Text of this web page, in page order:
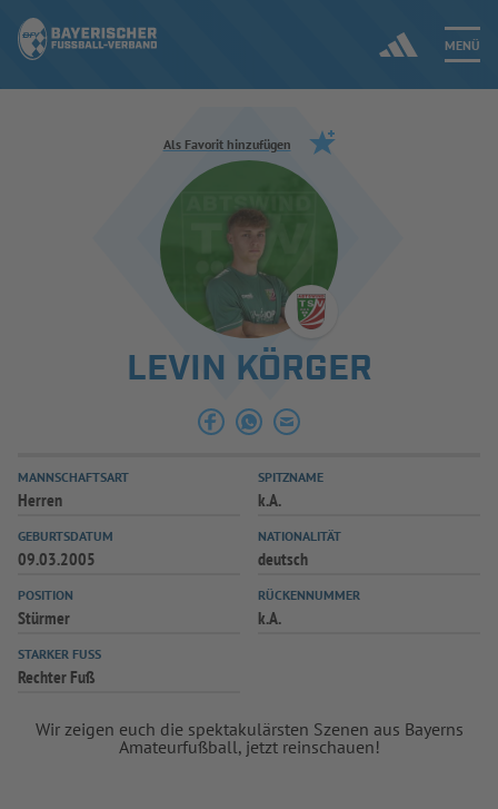
MENÜ
Jetzt einloggen
ERGEBNISSE & WETTBEWERBE
SPIELBETRIEB & VERBANDSLEBEN
AUSBILDUNG & FÖRDERUNG
SPIELPLUS
Als Favorit hinzufügen
LEVIN KÖRGER
MANNSCHAFTSART
Herren
SPITZNAME
k.A.
GEBURTSDATUM
09.03.2005
NATIONALITÄT
deutsch
POSITION
Stürmer
RÜCKENNUMMER
k.A.
STARKER FUSS
Rechter Fuß
Wir zeigen euch die spektakulärsten Szenen aus Bayerns
Amateurfußball, jetzt reinschauen!